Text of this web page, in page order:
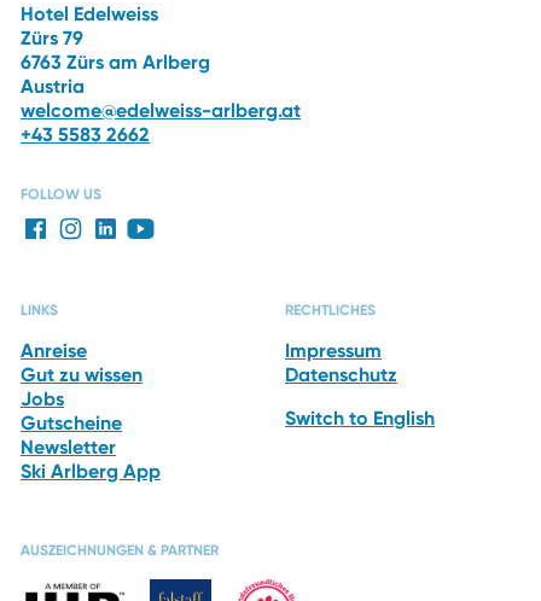
Hotel Edelweiss
Zürs 79
6763 Zürs am Arlberg
Austria
welcome@edelweiss-arlberg.at
+43 5583 2662
FOLLOW US
LINKS
Anreise
Gut zu wissen
Jobs
Gutscheine
Newsletter
Ski Arlberg App
RECHTLICHES
Impressum
Datenschutz
Switch to English
AUSZEICHNUNGEN & PARTNER